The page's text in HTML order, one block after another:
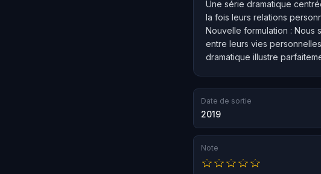
Une série dramatique
la fois leurs relations
Nouvelle formulation :
entre leurs vies
dramatique illustre
Date de sortie
2019
Note